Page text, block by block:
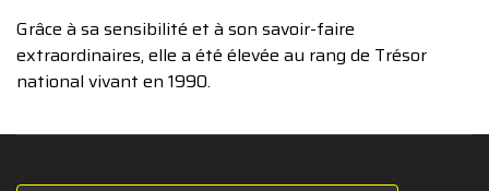
Grâce à sa sensibilité et à son savoir-faire
extraordinaires, elle a été élevée au rang de Trésor
national vivant en 1990.